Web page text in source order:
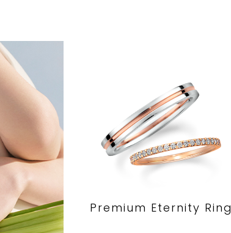
Premium Eternity Ring